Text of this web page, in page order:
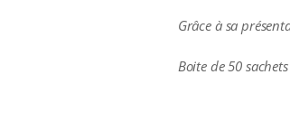
Grâce à sa
Boite de 50